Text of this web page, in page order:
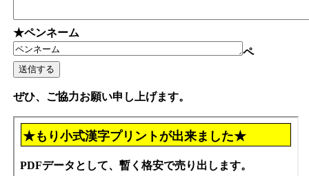
★ペンネーム
ペ
ぜひ、ご協力お願い申し上げます。